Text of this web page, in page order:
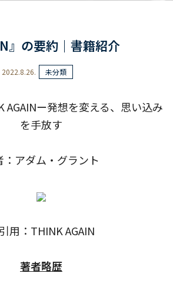
』の要約｜書籍紹介
2022.8.26. 未分類
AGAINー発想を変える、思い込み
を手放す
：アダム・グラント
用： THINK AGAIN
著者略歴